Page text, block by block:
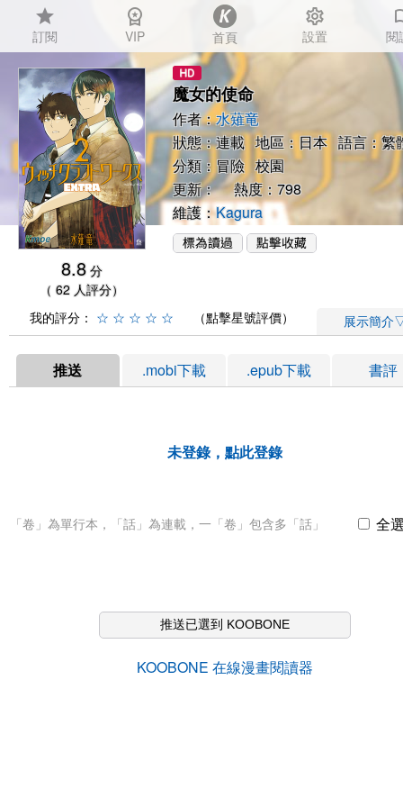
star
訂閱
workspace_premium
VIP 首頁
settings
設置 閱
8.8 分
（ 62 人評分）
魔女的使命
作者：水薙竜
狀態：連載 地區：日本 語言：繁
分類： 冒險 校園
更新： 熱度：798
維護：Kagura
我的評分： ☆ ☆ ☆ ☆ ☆ （點擊星號評價） 展示簡介
推送 .mobi下載 .epub下載 書評
未登錄，點此登錄
「卷」為單行本，「話」為連載，一「卷」包含多「話」 全
推送已選到 KOOBONE
KOOBONE 在線漫畫閱讀器